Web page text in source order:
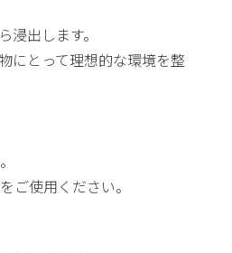
浸出します。
にとって理想的な環境を整
ご使用ください。